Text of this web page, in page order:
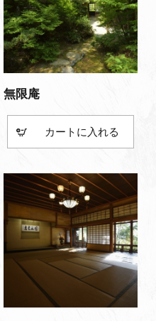
無限庵
カート